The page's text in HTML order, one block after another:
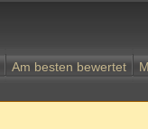
Am besten bewertet